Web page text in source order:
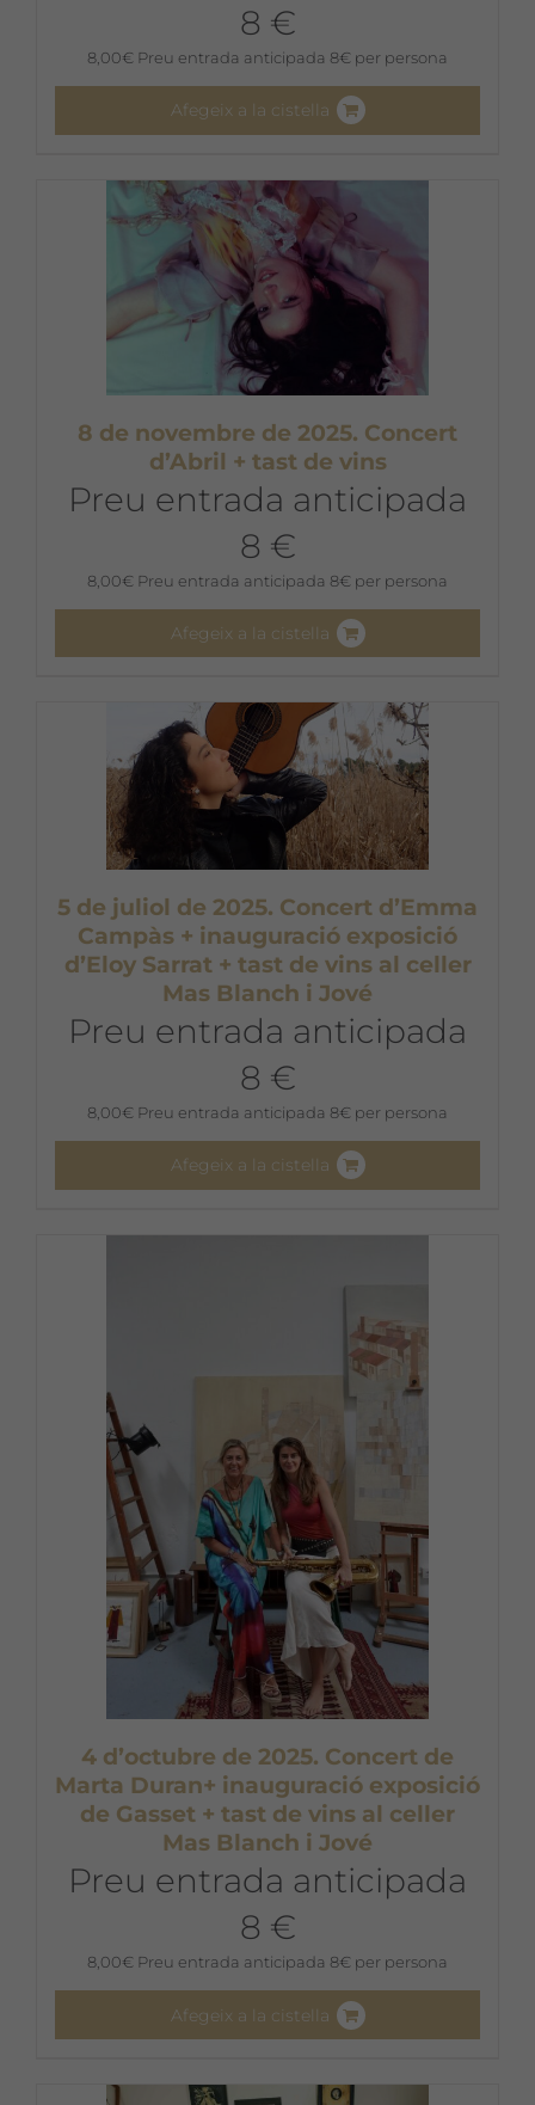
8 €
8,00€ Preu entrada anticipada 8€ per persona
Afegeix a la cistella
8 de novembre de 2025. Concert
d’Abril + tast de vins
Preu entrada anticipada
8 €
8,00€ Preu entrada anticipada 8€ per persona
Afegeix a la cistella
5 de juliol de 2025. Concert d’Emma
Campàs + inauguració exposició
d’Eloy Sarrat + tast de vins al celler
Mas Blanch i Jové
Preu entrada anticipada
8 €
8,00€ Preu entrada anticipada 8€ per persona
Afegeix a la cistella
4 d’octubre de 2025. Concert de
Marta Duran+ inauguració exposició
de Gasset + tast de vins al celler
Mas Blanch i Jové
Preu entrada anticipada
8 €
8,00€ Preu entrada anticipada 8€ per persona
Afegeix a la cistella